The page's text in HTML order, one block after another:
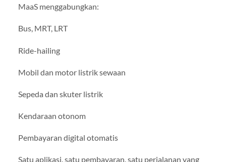
MaaS menggabungkan:
Bus, MRT, LRT
Ride-hailing
Mobil dan motor listrik sewaan
Sepeda dan skuter listrik
Kendaraan otonom
Pembayaran digital otomatis
Satu aplikasi, satu pembayaran, satu perjalanan yang